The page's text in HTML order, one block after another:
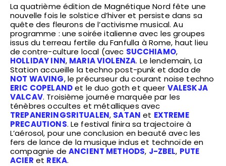
La quatrième édition de Magnétique Nord fête une
nouvelle fois le solstice d’hiver et persiste dans sa
quête des fleurons de l’activisme musical. Au
programme : une soirée italienne avec les groupes
issus du terreau fertile du Fanfulla à Rome, haut lieu
de contre-culture local (avec SUCCHIAMO,
HOLLIDAY INN, MARIA VIOLENZA. Le lendemain, La
Station accueille la techno post-punk et dada de
NOT WAVING, le précurseur du courant noise techno
ERIC COPELANDet le duo goth et queer VALESKJA
VALCAV. Troisième journée marquée par les
ténèbres occultes et métalliques avec
TREPANERINGSRITUALEN, SATAN et EXTREME
PRECAUTIONS. Le festival finira sa trajectoire à
L’aérosol, pour une conclusion en beauté avec les
fers de lance de la musique indus et technoïde en
compagnie de ANCIENT METHODS, J-ZBEL, PUTE
ACIER et REKA.